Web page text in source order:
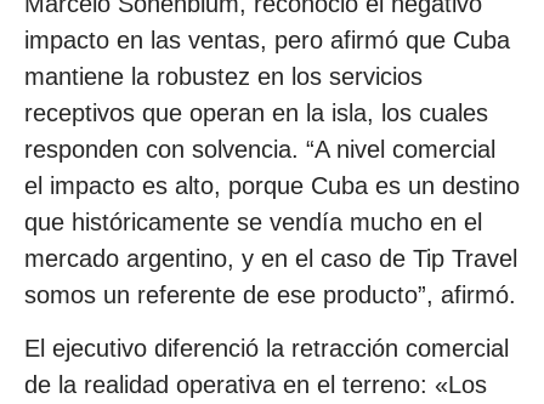
impacto en las ventas, pero afirmó que Cuba
mantiene la robustez en los servicios
receptivos que operan en la isla, los cuales
responden con solvencia. “A nivel comercial
el impacto es alto, porque Cuba es un destino
que históricamente se vendía mucho en el
mercado argentino, y en el caso de Tip Travel
somos un referente de ese producto”, afirmó.
El ejecutivo diferenció la retracción comercial
de la realidad operativa en el terreno: «Los